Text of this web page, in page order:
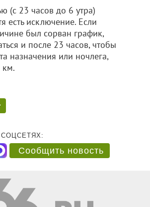
(с 23 часов до 6 утра)
есть исключение. Если
был сорван график,
и после 23 часов, чтобы
назначения или ночлега,
50 км.
Сообщить новость